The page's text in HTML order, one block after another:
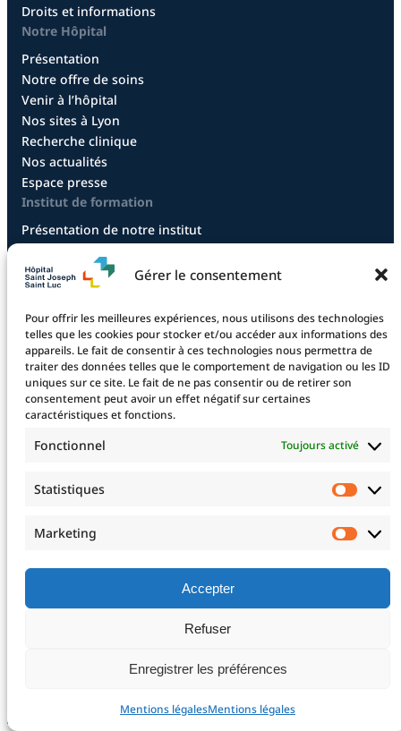
Gérer le consentement
Pour offrir les meilleures expériences, nous utilisons des technologies
telles que les cookies pour stocker et/ou accéder aux informations des
appareils. Le fait de consentir à ces technologies nous permettra de
traiter des données telles que le comportement de navigation ou les ID
uniques sur ce site. Le fait de ne pas consentir ou de retirer son
consentement peut avoir un effet négatif sur certaines
caractéristiques et fonctions.
Fonctionnel Toujours activé
Statistiques
Marketing
Accepter
Refuser
Enregistrer les préférences
Mentions légalesMentions légales
Droits et informations
Notre Hôpital
Présentation
Notre offre de soins
Venir à l’hôpital
Nos sites à Lyon
Recherche clinique
Nos actualités
Espace presse
Institut de formation
Présentation de notre institut
Diplôme aide-soignant
Diplôme aide-soignant en alternance
Diplôme CCEPS
Taxe d’apprentissage
La fondation
La Fondation
Le projet 2025
Nos mécènes
Télé-expertise
Enseignements post-universitaires – EPU
Nous rejoindre